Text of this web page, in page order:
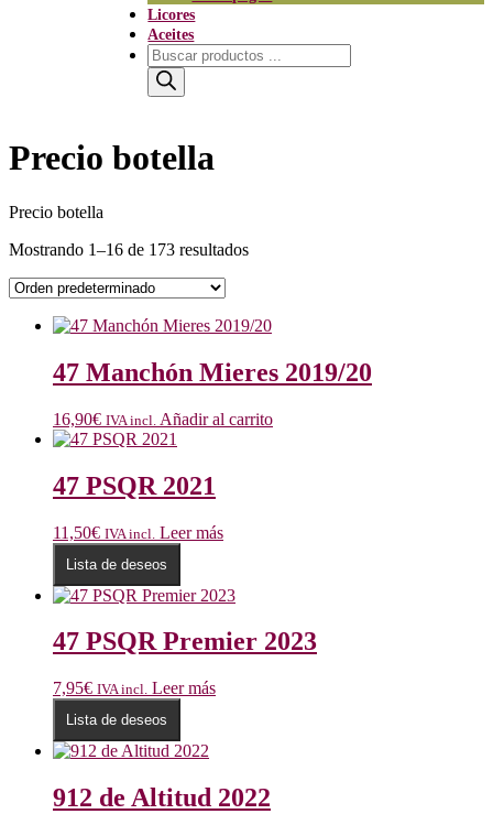
Licores
Aceites
Búsqueda
de
productos
Precio botella
Precio botella
Mostrando 1–16 de 173 resultados
47 Manchón Mieres 2019/20
16,90€ IVA incl. Añadir al carrito
47 PSQR 2021
11,50€ IVA incl. Leer más
Lista de deseos
47 PSQR Premier 2023
7,95€ IVA incl. Leer más
Lista de deseos
912 de Altitud 2022